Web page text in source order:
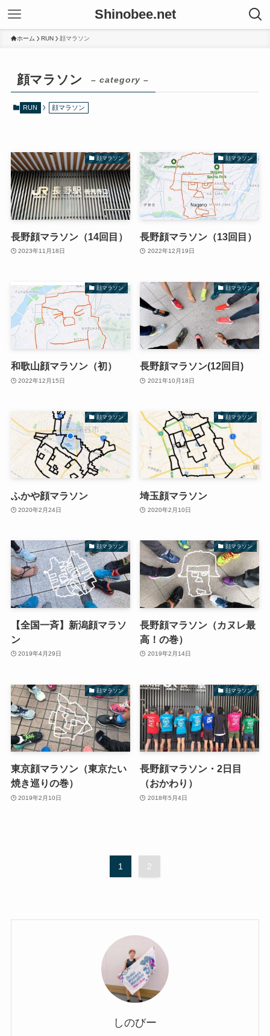
Shinobee.net
ホーム RUN 顔マラソン
顔マラソン – category –
RUN 顔マラソン
顔マラソン
長野顔マラソン（14回目）
2023年11月18日
顔マラソン
長野顔マラソン（13回目）
2022年12月19日
顔マラソン
和歌山顔マラソン（初）
2022年12月15日
顔マラソン
長野顔マラソン(12回目)
2021年10月18日
顔マラソン
ふかや顔マラソン
2020年2月24日
顔マラソン
埼玉顔マラソン
2020年2月10日
顔マラソン
【全国一斉】新潟顔マラソ
ン
2019年4月29日
顔マラソン
長野顔マラソン（カヌレ最
高！の巻）
2019年2月14日
顔マラソン
東京顔マラソン（東京たい
焼き巡りの巻）
2019年2月10日
顔マラソン
長野顔マラソン・2日目
（おかわり）
2018年5月4日
1 2
しのびー